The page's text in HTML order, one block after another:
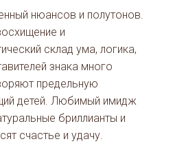
нюансов и полутонов.
и
склад ума, логика,
знака много
предельную
детей. Любимый имидж
бриллианты и
счастье и удачу.